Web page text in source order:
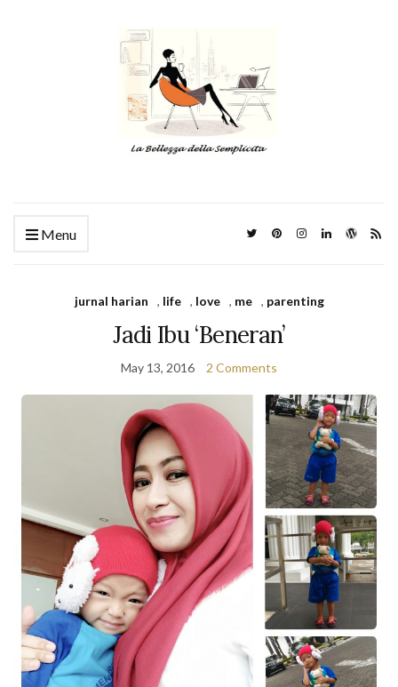
Menu
jurnal harian , life , love , me , parenting
Jadi Ibu ‘Beneran’
May 13, 2016 2 Comments